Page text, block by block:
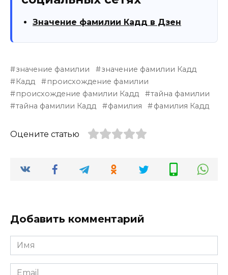
Значение фамилии Кадд в Дзен
значение фамилии
значение фамилии Кадд
Кадд
происхождение фамилии
происхождение фамилии Кадд
тайна фамилии
тайна фамилии Кадд
фамилия фамилия Кадд
Оцените статью
Добавить комментарий
Имя
*
Email